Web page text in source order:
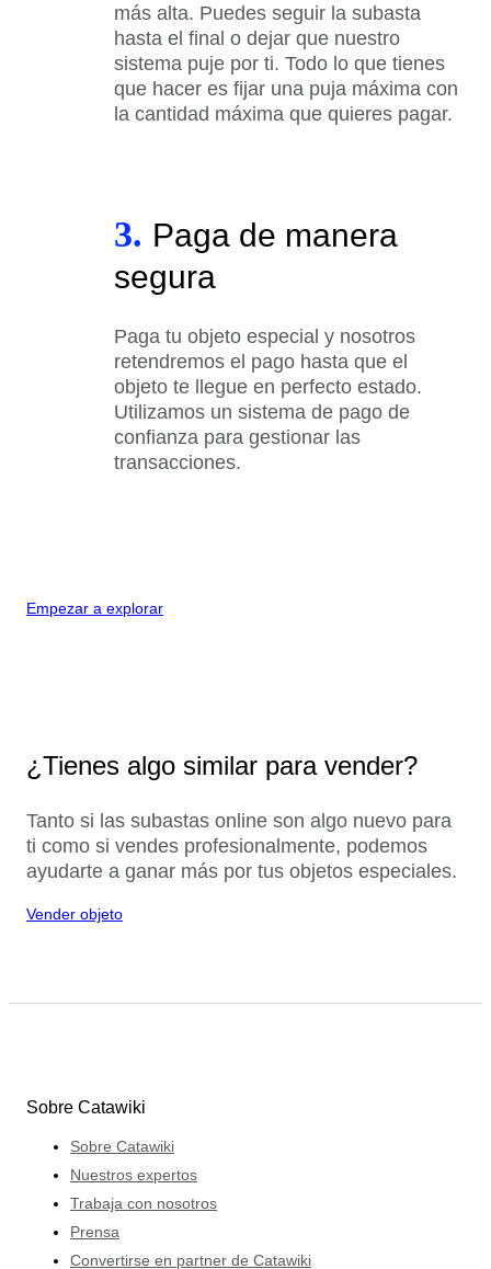
más alta. Puedes seguir la subasta
hasta el final o dejar que nuestro
sistema puje por ti. Todo lo que tienes
que hacer es fijar una puja máxima con
la cantidad máxima que quieres pagar.
3. Paga de manera
segura
Paga tu objeto especial y nosotros
retendremos el pago hasta que el
objeto te llegue en perfecto estado.
Utilizamos un sistema de pago de
confianza para gestionar las
transacciones.
Empezar a explorar
¿Tienes algo similar para vender?
Tanto si las subastas online son algo nuevo para
ti como si vendes profesionalmente, podemos
ayudarte a ganar más por tus objetos especiales.
Vender objeto
Sobre Catawiki
Sobre Catawiki
Nuestros expertos
Trabaja con nosotros
Prensa
Convertirse en partner de Catawiki